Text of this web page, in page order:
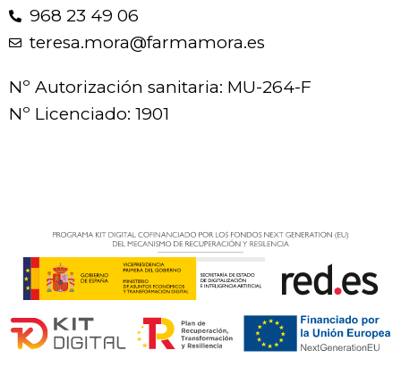
968 23 49 06
teresa.mora@farmamora.es
Nº Autorización sanitaria: MU-264-F
Nº Licenciado: 1901